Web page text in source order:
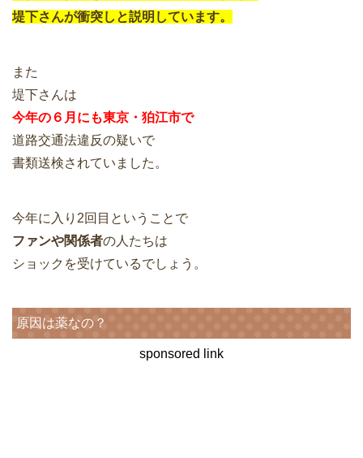
堤下さんが衝突しと説明しています。
また
堤下さんは
今年の６月にも東京・狛江市で
道路交通法違反の疑いで
書類送検されていました。
今年に入り2回目ということで
ファンや関係者の人たちは
ショックを受けているでしょう。
原因は薬なの？
sponsored link